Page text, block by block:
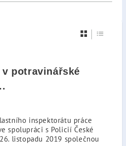
potravinářské
inspektorátu práce
spolupráci s Policií České
listopadu 2019 společnou